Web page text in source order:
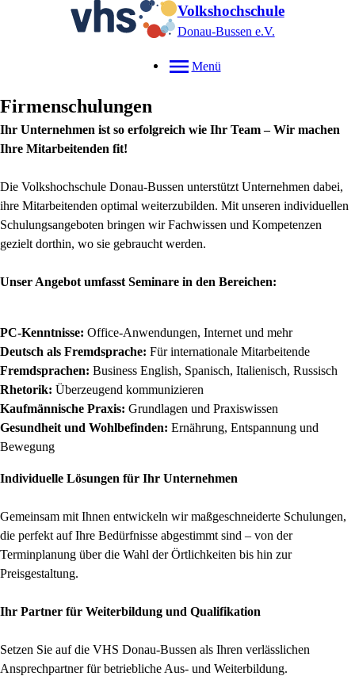
Volkshochschule
Donau-Bussen e.V.
Menü
Firmenschulungen
Ihr Unternehmen ist so erfolgreich wie Ihr Team – Wir machen
Ihre Mitarbeitenden fit!
Die Volkshochschule Donau-Bussen unterstützt Unternehmen dabei,
ihre Mitarbeitenden optimal weiterzubilden. Mit unseren individuellen
Schulungsangeboten bringen wir Fachwissen und Kompetenzen
gezielt dorthin, wo sie gebraucht werden.
Unser Angebot umfasst Seminare in den Bereichen:
PC-Kenntnisse: Office-Anwendungen, Internet und mehr
Deutsch als Fremdsprache: Für internationale Mitarbeitende
Fremdsprachen: Business English, Spanisch, Italienisch, Russisch
Rhetorik: Überzeugend kommunizieren
Kaufmännische Praxis: Grundlagen und Praxiswissen
Gesundheit und Wohlbefinden: Ernährung, Entspannung und
Bewegung
Individuelle Lösungen für Ihr Unternehmen
Gemeinsam mit Ihnen entwickeln wir maßgeschneiderte Schulungen,
die perfekt auf Ihre Bedürfnisse abgestimmt sind – von der
Terminplanung über die Wahl der Örtlichkeiten bis hin zur
Preisgestaltung.
Ihr Partner für Weiterbildung und Qualifikation
Setzen Sie auf die VHS Donau-Bussen als Ihren verlässlichen
Ansprechpartner für betriebliche Aus- und Weiterbildung.